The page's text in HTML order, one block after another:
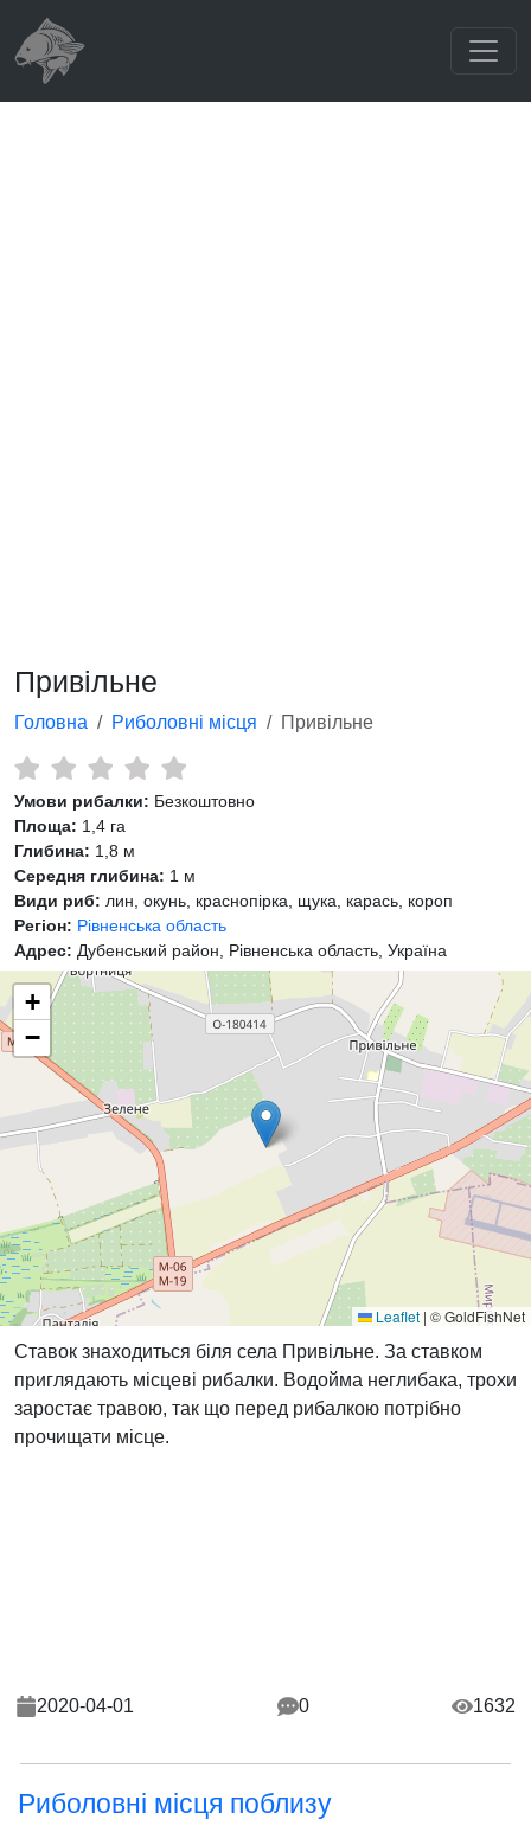
Привільне
Головна Риболовні місця Привільне
Умови рибалки: Безкоштовно
Площа: 1,4 га
Глибина: 1,8 м
Середня глибина: 1 м
Види риб: лин, окунь, краснопірка, щука, карась, короп
Регіон: Рівненська область
Адрес: Дубенський район, Рівненська область, Україна
+
−
Leaflet | © GoldFishNet
Ставок знаходиться біля села Привільне. За ставком
приглядають місцеві рибалки. Водойма неглибака, трохи
заростає травою, так що перед рибалкою потрібно
прочищати місце.
2020-04-01 0 1632
Риболовні місця поблизу